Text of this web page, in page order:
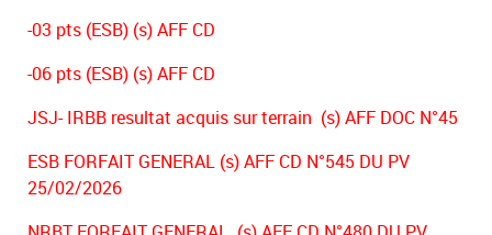
-03 pts (ESB) (s) AFF CD
-06 pts (ESB) (s) AFF CD
JSJ- IRBB resultat acquis sur terrain (s) AFF DOC N°45
ESB FORFAIT GENERAL (s) AFF CD N°545 DU PV
25/02/2026